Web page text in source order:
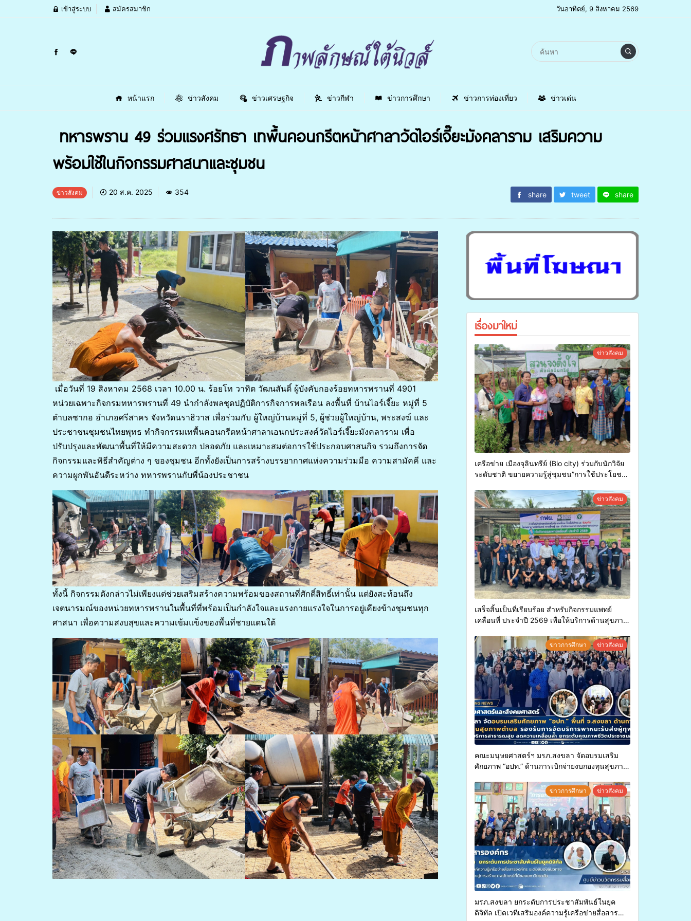
เข้าสู่ระบบ สมัครสมาชิก วันอาทิตย์, 9 สิงหาคม 2569
หน้าแรก ข่าวสังคม ข่าวเศรษฐกิจ ข่าวกีฬา ข่าวการศึกษา ข่าวการท่องเที่ยว ข่าวเด่น
ทหารพราน 49 ร่วมแรงศรัทธา เทพื้นคอนกรีตหน้าศาลาวัดไอร์เจี๊ยะมังคลาราม เสริมความ
พร้อมใช้ในกิจกรรมศาสนาและชุมชน
ข่าวสังคม 20 ส.ค. 2025 354 share tweet share
เมื่อวันที่ 19 สิงหาคม 2568 เวลา 10.00 น. ร้อยโท วาทิต วัฒนสันติ์ ผู้บังคับกองร้อยทหารพรานที่ 4901
หน่วยเฉพาะกิจกรมทหารพรานที่ 49 นำกำลังพลชุดปฏิบัติการกิจการพลเรือน ลงพื้นที่ บ้านไอร์เจี๊ยะ หมู่ที่ 5
ตำบลซากอ อำเภอศรีสาคร จังหวัดนราธิวาส เพื่อร่วมกับ ผู้ใหญ่บ้านหมู่ที่ 5, ผู้ช่วยผู้ใหญ่บ้าน, พระสงฆ์ และ
ประชาชนชุมชนไทยพุทธ ทำกิจกรรมเทพื้นคอนกรีตหน้าศาลาเอนกประสงค์วัดไอร์เจี๊ยะมังคลาราม เพื่อ
ปรับปรุงและพัฒนาพื้นที่ให้มีความสะดวก ปลอดภัย และเหมาะสมต่อการใช้ประกอบศาสนกิจ รวมถึงการจัด
กิจกรรมและพิธีสำคัญต่าง ๆ ของชุมชน อีกทั้งยังเป็นการสร้างบรรยากาศแห่งความร่วมมือ ความสามัคคี และ
ความผูกพันอันดีระหว่าง ทหารพรานกับพี่น้องประชาชน
ทั้งนี้ กิจกรรมดังกล่าวไม่เพียงแต่ช่วยเสริมสร้างความพร้อมของสถานที่ศักดิ์สิทธิ์เท่านั้น แต่ยังสะท้อนถึง
เจตนารมณ์ของหน่วยทหารพรานในพื้นที่ที่พร้อมเป็นกำลังใจและแรงกายแรงใจในการอยู่เคียงข้างชุมชนทุก
ศาสนา เพื่อความสงบสุขและความเข้มแข็งของพื้นที่ชายแดนใต้
เรื่องมาใหม่
ข่าวสังคม
เครือข่าย เมืองจุลินทรีย์ (Bio city) ร่วมกับนักวิจัย
ระดับชาติ ขยายความรู้สู่ชุมชน”การใช้ประโยชน์
ค่า-พืชเศรษฐกิจ”
ข่าวสังคม
เสร็จสิ้นเป็นที่เรียบร้อย สำหรับกิจกรรมแพทย์
เคลื่อนที่ ประจำปี 2569 เพื่อให้บริการด้านสุขภาพ
ข่าวการศึกษา ข่าวสังคม
คณะมนุษยศาสตร์ฯ มรภ.สงขลา จัดอบรมเสริม
ศักยภาพ “อปท.” ด้านการเบิกจ่ายงบกองทุนสุขภาพ
ทุพพลภาพเพื่อเข้ารับบริการสาธารณสุข ลดความ
เหลื่อมล้ำ ยกระดับคุณภาพชีวิตประชาชนอย่าง
ยั่งยืน
ข่าวการศึกษา ข่าวสังคม
มรภ.สงขลา ยกระดับการประชาสัมพันธ์ในยุค
ดิจิทัล เปิดเวทีเสริมองค์ความรู้เครือข่ายสื่อสาร